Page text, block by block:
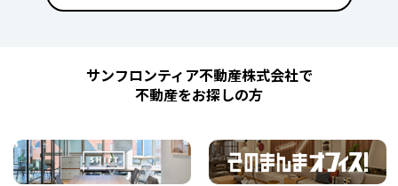
サンフロンティア不動産株式会社で
不動産をお探しの方